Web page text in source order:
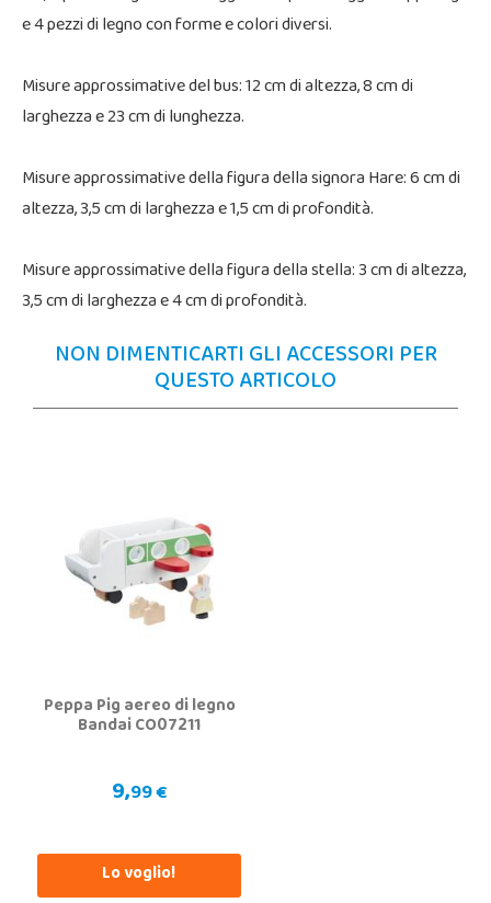
e 4 pezzi di legno con forme e colori diversi.
Misure approssimative del bus: 12 cm di altezza, 8 cm di
larghezza e 23 cm di lunghezza.
Misure approssimative della figura della signora Hare: 6 cm di
altezza, 3,5 cm di larghezza e 1,5 cm di profondità.
Misure approssimative della figura della stella: 3 cm di altezza,
3,5 cm di larghezza e 4 cm di profondità.
NON DIMENTICARTI GLI ACCESSORI PER
QUESTO ARTICOLO
Peppa Pig aereo di legno
Bandai CO07211
9,99 €
Lo voglio!